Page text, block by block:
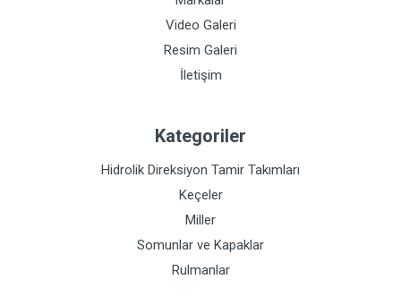
Video Galeri
Resim Galeri
İletişim
Kategoriler
Hidrolik Direksiyon Tamir Takımları
Keçeler
Miller
Somunlar ve Kapaklar
Rulmanlar